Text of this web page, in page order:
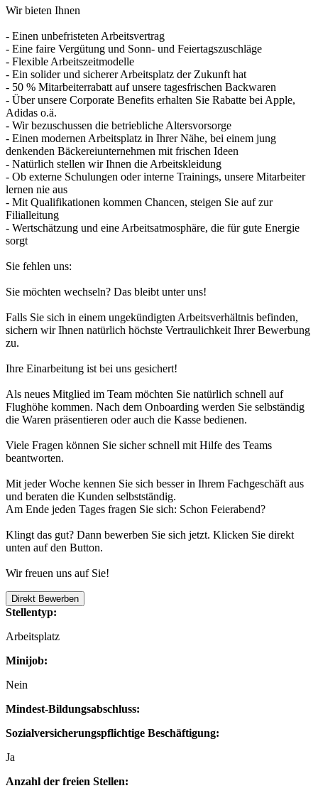
Wir bieten Ihnen
- Einen unbefristeten Arbeitsvertrag
- Eine faire Vergütung und Sonn- und Feiertagszuschläge
- Flexible Arbeitszeitmodelle
- Ein solider und sicherer Arbeitsplatz der Zukunft hat
- 50 % Mitarbeiterrabatt auf unsere tagesfrischen Backwaren
- Über unsere Corporate Benefits erhalten Sie Rabatte bei Apple,
Adidas o.ä.
- Wir bezuschussen die betriebliche Altersvorsorge
- Einen modernen Arbeitsplatz in Ihrer Nähe, bei einem jung
denkenden Bäckereiunternehmen mit frischen Ideen
- Natürlich stellen wir Ihnen die Arbeitskleidung
- Ob externe Schulungen oder interne Trainings, unsere Mitarbeiter
lernen nie aus
- Mit Qualifikationen kommen Chancen, steigen Sie auf zur
Filialleitung
- Wertschätzung und eine Arbeitsatmosphäre, die für gute Energie
sorgt
Sie fehlen uns:
Sie möchten wechseln? Das bleibt unter uns!
Falls Sie sich in einem ungekündigten Arbeitsverhältnis befinden,
sichern wir Ihnen natürlich höchste Vertraulichkeit Ihrer Bewerbung
zu.
Ihre Einarbeitung ist bei uns gesichert!
Als neues Mitglied im Team möchten Sie natürlich schnell auf
Flughöhe kommen. Nach dem Onboarding werden Sie selbständig
die Waren präsentieren oder auch die Kasse bedienen.
Viele Fragen können Sie sicher schnell mit Hilfe des Teams
beantworten.
Mit jeder Woche kennen Sie sich besser in Ihrem Fachgeschäft aus
und beraten die Kunden selbstständig.
Am Ende jeden Tages fragen Sie sich: Schon Feierabend?
Klingt das gut? Dann bewerben Sie sich jetzt. Klicken Sie direkt
unten auf den Button.
Wir freuen uns auf Sie!
Direkt Bewerben
Stellentyp:
Arbeitsplatz
Minijob:
Nein
Mindest-Bildungsabschluss:
Sozialversicherungspflichtige Beschäftigung:
Ja
Anzahl der freien Stellen: